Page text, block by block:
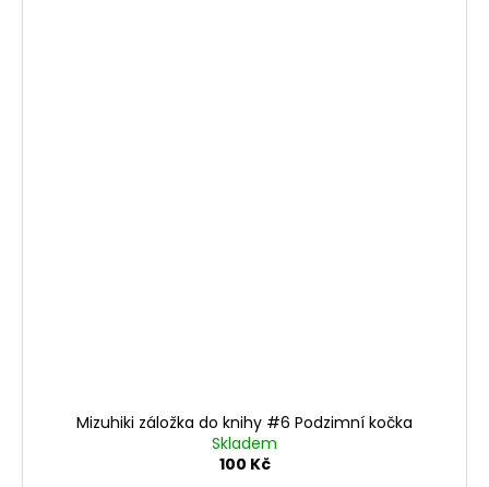
Mizuhiki záložka do knihy #6 Podzimní kočka
Skladem
100 Kč